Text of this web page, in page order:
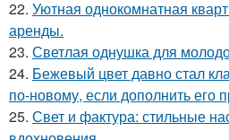
22. Уютная однокомнатная
аренды.
23. Светлая однушка для
24. Бежевый цвет давно стал
по-новому, если дополнить его
25. Свет и фактура: стильные